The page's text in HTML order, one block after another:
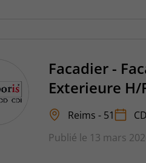
Facadier -
Exterieure H/
Reims - 51
Publié le 13 mars